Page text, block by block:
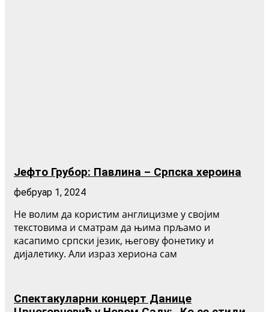
Јефто Грубор: Павлина – Српска хероина
фебруар 1, 2024
Не волим да користим англицизме у својим
текстовима и сматрам да њима прљамо и
касапимо српски језик, његову фонетику и
дијалетику. Али израз хериона сам
Спектакуларни концерт Данице